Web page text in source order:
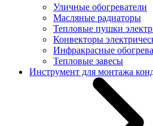
Уличные обогреватели
Масляные радиаторы
Тепловые пушки
Конвекторы
Инфракрасные
Тепловые завесы
Инструмент для монтажа